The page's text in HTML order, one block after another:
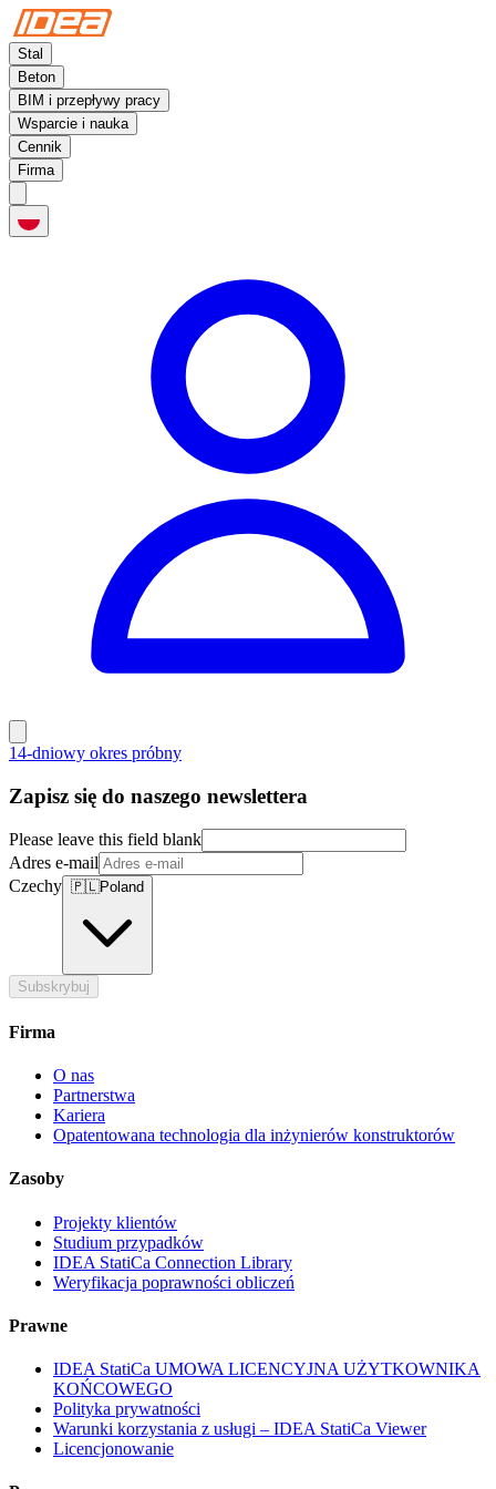
Stal
Beton
BIM i przepływy pracy
Wsparcie i nauka
Cennik
Firma
14-dniowy okres próbny
Zapisz się do naszego newslettera
Please leave this field blank
Adres e-mail
Czechy 🇵🇱Poland
Subskrybuj
Firma
O nas
Partnerstwa
Kariera
Opatentowana technologia dla inżynierów konstruktorów
Zasoby
Projekty klientów
Studium przypadków
IDEA StatiCa Connection Library
Weryfikacja poprawności obliczeń
Prawne
IDEA StatiCa UMOWA LICENCYJNA UŻYTKOWNIKA
KOŃCOWEGO
Polityka prywatności
Warunki korzystania z usługi – IDEA StatiCa Viewer
Licencjonowanie